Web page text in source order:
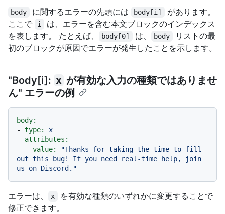
body に関するエラーの先頭には body[i]
があります。
ここで
i
は、エラーを含む本文ブロックのインデックス
を表します。 たとえば、
body[0] は、 body
リストの最
初のブロックが原因でエラーが発生したことを示します。
"Body[i]: x が有効な入力の種類ではありませ
ん" エラーの例
body:
-
type:
x
attributes:
value:
"Thanks for taking the time to fill
out this bug! If you need real-time help, join
us on Discord."
エラーは、 x
を有効な種類のいずれかに変更することで
修正できます。